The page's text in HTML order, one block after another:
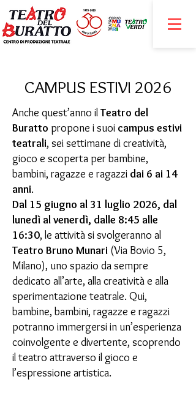
CAMPUS ESTIVI 2026
Anche quest’anno ilTeatro del
Buratto propone i suoi campus estivi
teatrali, sei settimane di creatività,
gioco e scoperta per bambine,
bambini, ragazze e ragazzi dai 6 ai 14
anni.
Dal 15 giugno al 31 luglio 2026, dal
lunedì al venerdì, dalle 8:45 alle
16:30, le attività si svolgeranno al
Teatro Bruno Munari (Via Bovio 5,
Milano), uno spazio da sempre
dedicato all’arte, alla creatività e alla
sperimentazione teatrale. Qui,
bambine, bambini, ragazze e ragazzi
potranno immergersi in un’esperienza
coinvolgente e divertente, scoprendo
il teatro attraverso il gioco e
l’espressione artistica.